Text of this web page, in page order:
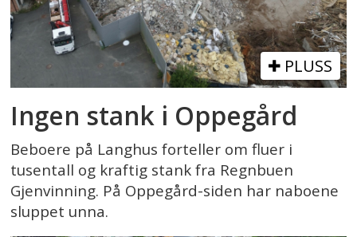
PLUSS
Ingen stank i Oppegård
Beboere på Langhus forteller om fluer i
tusentall og kraftig stank fra Regnbuen
Gjenvinning. På Oppegård-siden har naboene
sluppet unna.